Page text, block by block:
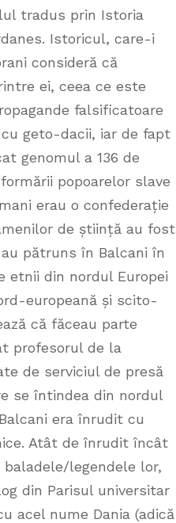
tradus prin Istoria
Istoricul, care-i
consideră că
ei, ceea ce este
falsificatoare
geto-dacii, iar de fapt
genomul a 136 de
popoarelor slave
erau o confederație
de știință au fost
pătruns în Balcani în
etnii din nordul Europei
europeană și scito-
că făceau parte
profesorul de la
de serviciul de presă
se întindea din nordul
era înrudit cu
Atât de înrudit încât
legendele lor,
din Parisul universitar
acel nume Dania (adică